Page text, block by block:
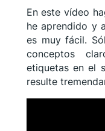
En este vídeo
he aprendido y
es muy fácil.
conceptos
etiquetas en el
resulte